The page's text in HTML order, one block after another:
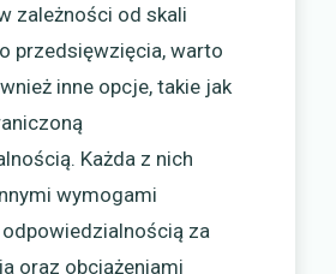
zależności od skali
przedsięwzięcia, warto
inne opcje, takie jak
Każda z nich
wymogami
za
oraz obciążeniami